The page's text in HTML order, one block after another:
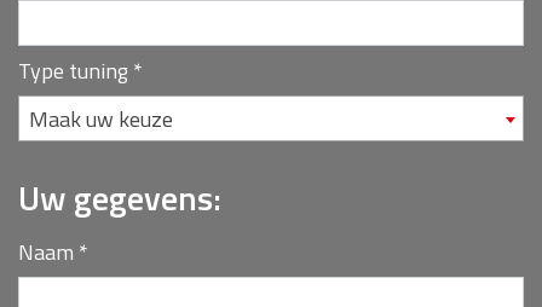
Type tuning*
Maak uw keuze
Uw gegevens:
Naam *